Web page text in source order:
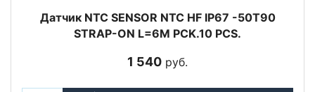
Датчик NTC SENSOR NTC HF IP67 -50T90
STRAP-ON L=6M PCK.10 PCS.
1 540 руб.